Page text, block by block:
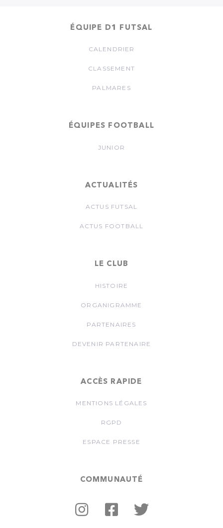
ÉQUIPE D1 FUTSAL
CALENDRIER
CLASSEMENT
PALMARES
ÉQUIPES FOOTBALL
JUNIOR
ACTUALITÉS
ACTUS FUTSAL
ACTUS FOOTBALL
LE CLUB
HISTOIRE
ORGANIGRAMME
PARTENAIRES
DEVENIR PARTENAIRE
ACCÈS RAPIDE
MENTIONS LÉGALES
RGPD
ESPACE PRESSE
COMMUNAUTÉ